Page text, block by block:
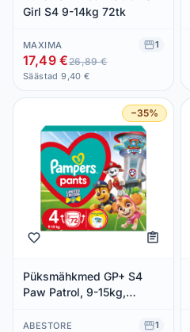
Girl S4 9-14kg 72tk
MAXIMA 1
17,49 €26,89 €
Säästad 9,40 €
−35%
Püksmähkmed GP+ S4
Paw Patrol, 9-15kg,
ABESTORE 1